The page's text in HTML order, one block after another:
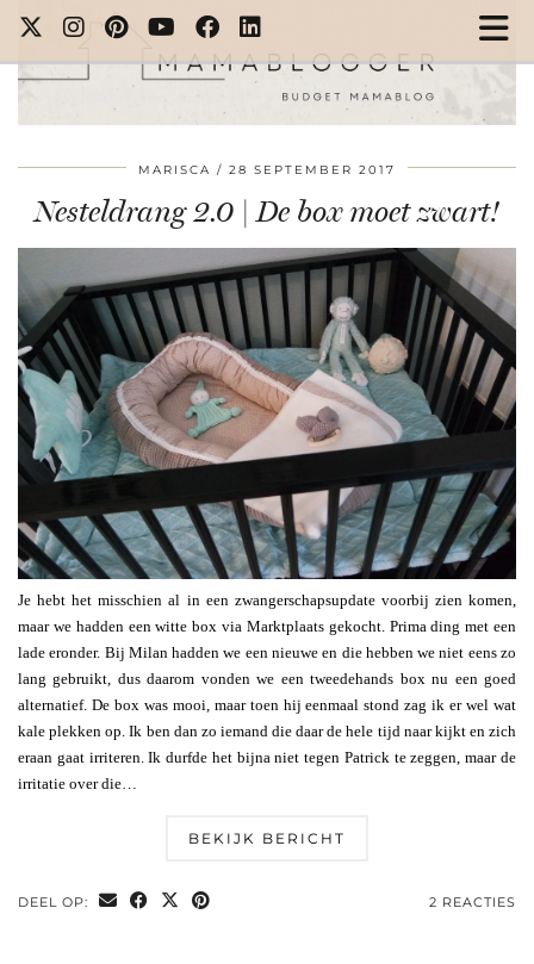
MARISCA 28 SEPTEMBER 2017
Nesteldrang 2.0 | De box moet zwart!
Je hebt het misschien al in een zwangerschapsupdate voorbij zien komen,
maar we hadden een witte box via Marktplaats gekocht. Prima ding met een
lade eronder. Bij Milan hadden we een nieuwe en die hebben we niet eens zo
lang gebruikt, dus daarom vonden we een tweedehands box nu een goed
alternatief. De box was mooi, maar toen hij eenmaal stond zag ik er wel wat
kale plekken op. Ik ben dan zo iemand die daar de hele tijd naar kijkt en zich
eraan gaat irriteren. Ik durfde het bijna niet tegen Patrick te zeggen, maar de
irritatie over die…
BEKIJK BERICHT
DEEL OP: 2 REACTIES